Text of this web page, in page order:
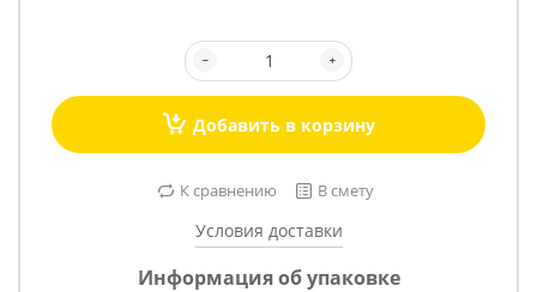
Добавить в корзину
К сравнению В смету
Условия доставки
Информация об упаковке